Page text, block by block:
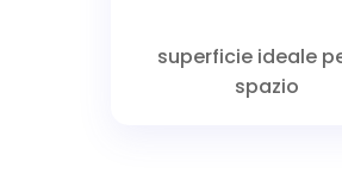
superficie ideale
spazio